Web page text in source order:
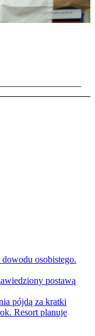
osobistego.
postawą
pójdą za kratki
Resort planuje